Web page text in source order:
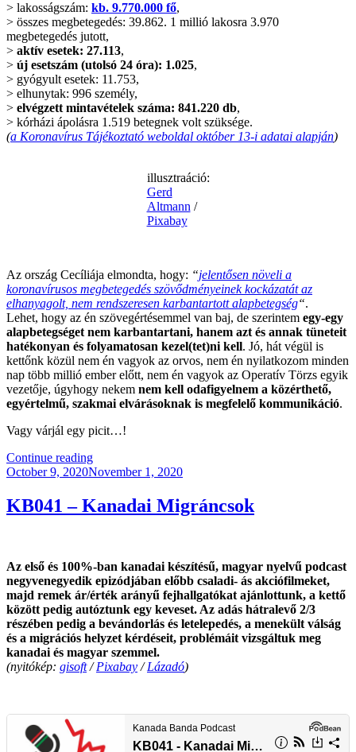
> lakosságszám: kb. 9.770.000 fő,
> összes megbetegedés: 39.862. 1 millió lakosra 3.970
megbetegedés jutott,
> aktív esetek: 27.113,
> új esetszám (utolsó 24 óra): 1.025,
> gyógyult esetek: 11.753,
> elhunytak: 996 személy,
> elvégzett mintavételek száma: 841.220 db,
> kórházi ápolásra 1.519 betegnek volt szüksége.
(a Koronavírus Tájékoztató weboldal október 13-i adatai alapján)
illusztraáció:
Gerd
Altmann /
Pixabay
Az ország Cecíliája elmondta, hogy: “jelentősen növeli a
koronavírusos megbetegedés szövődményeinek kockázatát az
elhanyagolt, nem rendszeresen karbantartott alapbetegség“.
Lehet, hogy az én szövegértésemmel van baj, de szerintem egy-egy
alapbetegséget nem karbantartani, hanem azt és annak tüneteit
hatékonyan és folyamatosan kezel(tet)ni kell. Jó, hát végül is
kettőnk közül nem én vagyok az orvos, nem én nyilatkozom minden
nap több millió ember előtt, nem én vagyok az Operatív Törzs egyik
vezetője, úgyhogy nekem nem kell odafigyelnem a közérthető,
egyértelmű, szakmai elvárásoknak is megfelelő kommunikáció.
Vagy várjál egy picit…!
Continue reading“CoViD-
19
#6”
Posted
October 9, 2020November 1, 2020
KB041 – Kanadai Migráncsok
Az első és 100%-ban kanadai készítésű, magyar nyelvű podcast
negyvenegyedik epizódjában előbb csaladi- ás akciófilmeket,
majd remek ár/érték arányű fejhallgatókat ajánlottunk, a kettő
között pedig autóztunk egy keveset. Az adás hátralevő 2/3
részében pedig a bevándorlás és letelepedés, a menekült válság
és a migrációs helyzet kérdéseit, problémáit vizsgáltuk meg
kanadai és magyar szemmel.
(nyitókép: gisoft/Pixabay /Lázadó)